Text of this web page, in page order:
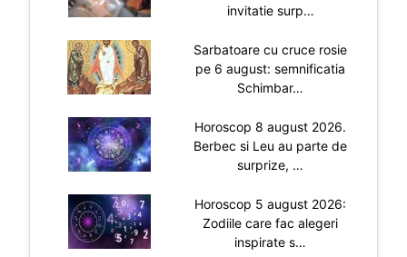
invitatie surp…
Sarbatoare cu cruce rosie
pe 6 august: semnificatia
Schimbar…
Horoscop 8 august 2026.
Berbec si Leu au parte de
surprize, …
Horoscop 5 august 2026:
Zodiile care fac alegeri
inspirate s…